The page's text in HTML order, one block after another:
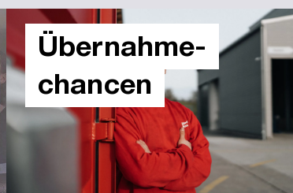
Übernahme­
chancen